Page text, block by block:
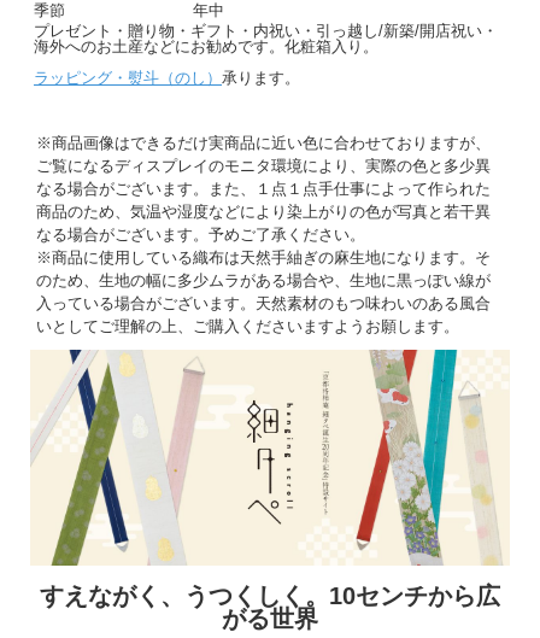
季節
年中
プレゼント・贈り物・ギフト・内祝い・引っ越し/新築/開店祝い・
海外へのお土産などにお勧めです。化粧箱入り。
ラッピング・熨斗（のし） 承ります。
※商品画像はできるだけ実商品に近い色に合わせておりますが、
ご覧になるディスプレイのモニタ環境により、実際の色と多少異
なる場合がございます。また、１点１点手仕事によって作られた
商品のため、気温や湿度などにより染上がりの色が写真と若干異
なる場合がございます。予めご了承ください。
※商品に使用している織布は天然手紬ぎの麻生地になります。そ
のため、生地の幅に多少ムラがある場合や、生地に黒っぽい線が
入っている場合がございます。天然素材のもつ味わいのある風合
いとしてご理解の上、ご購入くださいますようお願します。
すえながく、うつくしく。10センチから広
がる世界